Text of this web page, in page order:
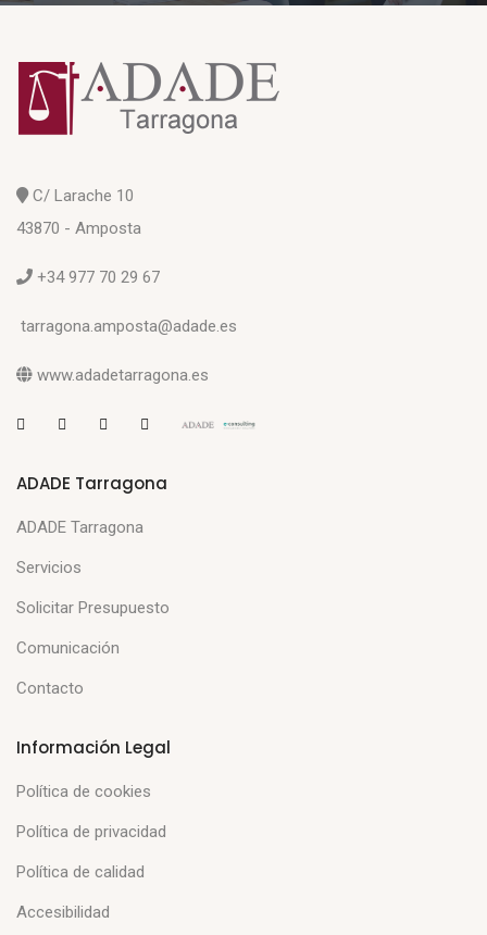
C/ Larache 10
43870 - Amposta
+34 977 70 29 67
tarragona.amposta@adade.es
www.adadetarragona.es
ADADE Tarragona
ADADE Tarragona
Servicios
Solicitar Presupuesto
Comunicación
Contacto
Información Legal
Política de cookies
Política de privacidad
Política de calidad
Accesibilidad